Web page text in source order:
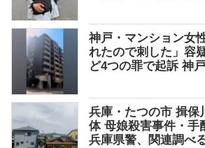
神戸・マンション女
れたので刺した」容
ど4つの罪で起訴 神
兵庫・たつの市 揖保
体 母娘殺害事件・手
兵庫県警、関連調べ